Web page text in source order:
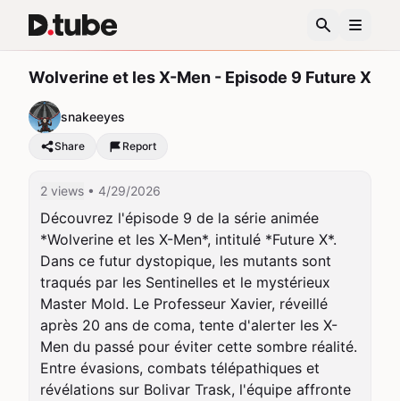
Wolverine et les X-Men - Episode 9 Future X
snakeeyes
Share Report
2 views • 4/29/2026
Découvrez l'épisode 9 de la série animée
*Wolverine et les X-Men*, intitulé *Future X*.
Dans ce futur dystopique, les mutants sont
traqués par les Sentinelles et le mystérieux
Master Mold. Le Professeur Xavier, réveillé
après 20 ans de coma, tente d'alerter les X-
Men du passé pour éviter cette sombre réalité.
Entre évasions, combats télépathiques et
révélations sur Bolivar Trask, l'équipe affronte